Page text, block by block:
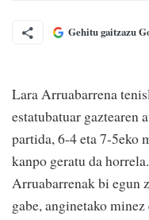
Gehitu gaitzazu
Lara Arruabarrena
estatubatuar gaztearen
partida, 6-4 eta 7-5eko
kanpo geratu da
Arruabarrenak bi egun
gabe, anginetako